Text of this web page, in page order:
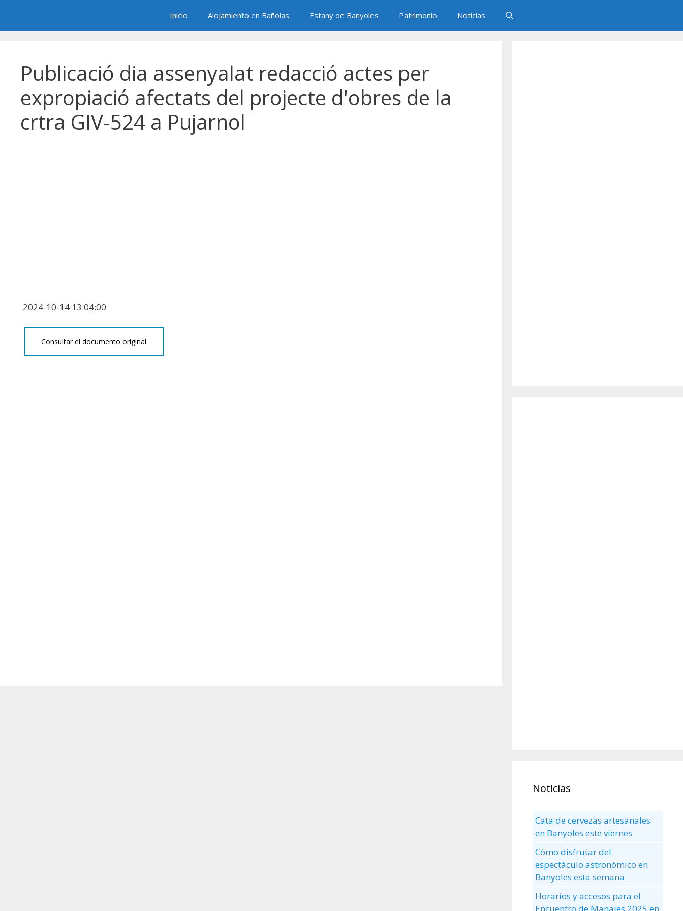
contenido
Inicio Alojamiento en Bañolas Estany de Banyoles Patrimonio Noticias
Publicació dia assenyalat redacció actes per
expropiació afectats del projecte d'obres de la
crtra GIV-524 a Pujarnol
2024-10-14 13:04:00
Consultar el documento original
Noticias
Cata de cervezas artesanales
en Banyoles este viernes
Cómo disfrutar del
espectáculo astronómico en
Banyoles esta semana
Horarios y accesos para el